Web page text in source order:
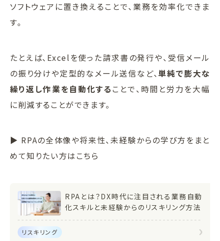
ソフトウェアに置き換えることで、業務を効率化できま
す。
たとえば、Excelを使った請求書の発行や、受信メール
の振り分けや定型的なメール送信など、単純で膨大な
繰り返し作業を自動化する ことで、時間と労力を大幅
に削減することができます。
▶ RPAの全体像や将来性、未経験からの学び方をまと
めて知りたい方はこちら
RPAとは？DX時代に注目される業務自動
化スキルと未経験からのリスキリング方法
リスキリング